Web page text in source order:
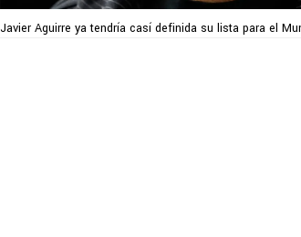
Javier Aguirre ya tendría casí definida su lista para el